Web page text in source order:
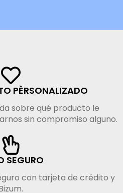
PÈRSONALIZADO
sobre qué producto le
sin compromiso alguno.
SEGURO
con tarjeta de crédito y